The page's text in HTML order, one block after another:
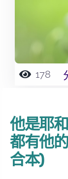
178
他是耶
都有他
合本)